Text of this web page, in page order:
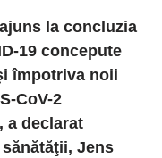
la concluzia
19 concepute
împotriva noii
CoV-2
a declarat
Jens